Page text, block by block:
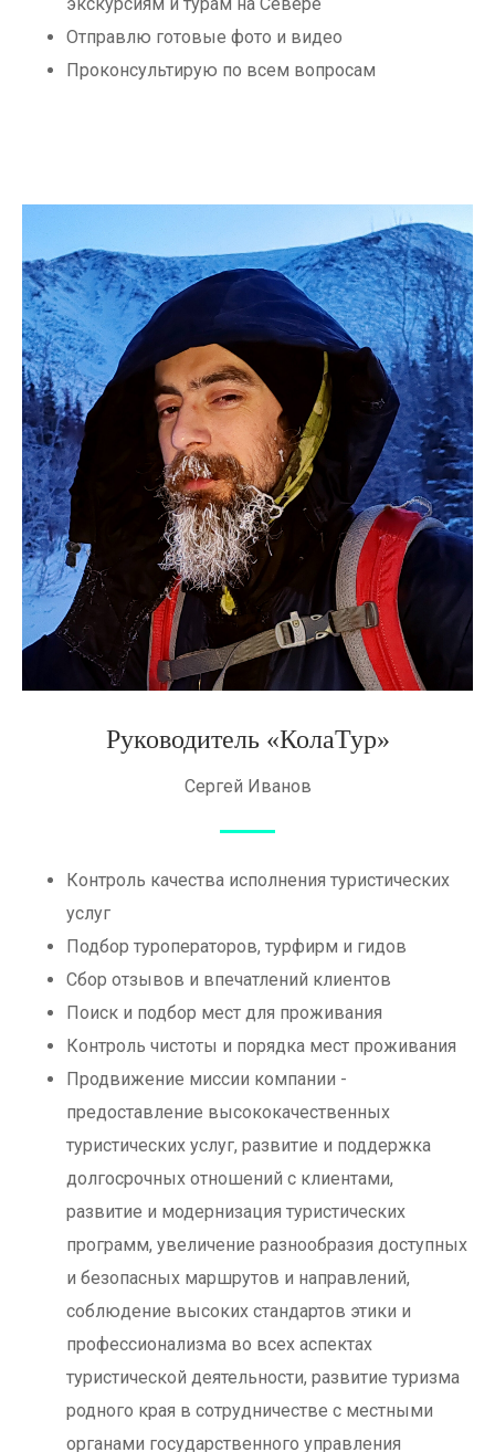
Отправлю готовые фото и видео
Проконсультирую по всем вопросам
Руководитель «КолаТур»
Сергей Иванов
Контроль качества исполнения туристических
услуг
Подбор туроператоров, турфирм и гидов
Сбор отзывов и впечатлений клиентов
Поиск и подбор мест для проживания
Контроль чистоты и порядка мест проживания
Продвижение миссии компании -
предоставление высококачественных
туристических услуг, развитие и поддержка
долгосрочных отношений с клиентами,
развитие и модернизация туристических
программ, увеличение разнообразия доступных
и безопасных маршрутов и направлений,
соблюдение высоких стандартов этики и
профессионализма во всех аспектах
туристической деятельности, развитие туризма
родного края в сотрудничестве с местными
органами государственного управления